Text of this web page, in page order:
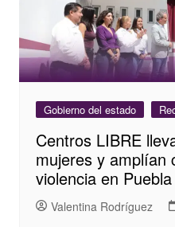
Gobierno del estado
Centros LIBRE
mujeres y amplían
violencia en Puebla
Valentina Rodríguez